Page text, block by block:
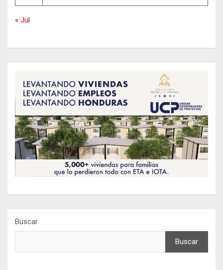
« Jul
Buscar
Buscar